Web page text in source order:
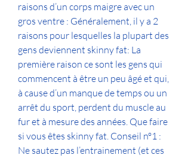
raisons d’un corps maigre avec un
gros ventre : Généralement, il y a 2
raisons pour lesquelles la plupart des
gens deviennent skinny fat: La
première raison ce sont les gens qui
commencent à être un peu âgé et qui,
à cause d’un manque de temps ou un
arrêt du sport, perdent du muscle au
fur et à mesure des années. Que faire
si vous êtes skinny fat. Conseil nº1 :
Ne sautez pas l’entrainement (et ces